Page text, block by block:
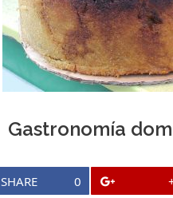
Gastronomía
SHARE 0